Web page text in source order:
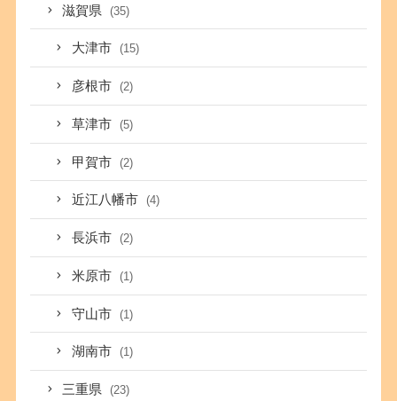
滋賀県 (35)
大津市 (15)
彦根市 (2)
草津市 (5)
甲賀市 (2)
近江八幡市 (4)
長浜市 (2)
米原市 (1)
守山市 (1)
湖南市 (1)
三重県 (23)